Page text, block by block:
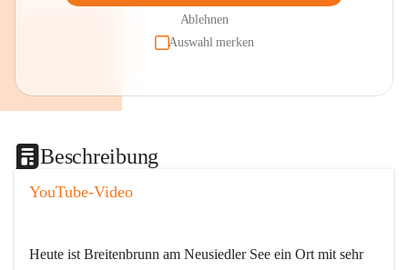
Ablehnen
Auswahl merken
Beschreibung
YouTube-Video
Heute ist Breitenbrunn am Neusiedler See ein Ort mit sehr